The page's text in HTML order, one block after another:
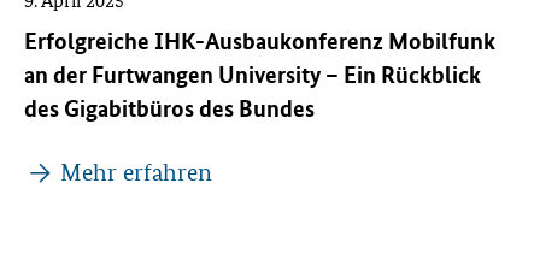
Erfolgreiche IHK-Ausbaukonferenz Mobilfunk
an der Furtwangen University – Ein Rückblick
des Gigabitbüros des Bundes
Mehr erfahren